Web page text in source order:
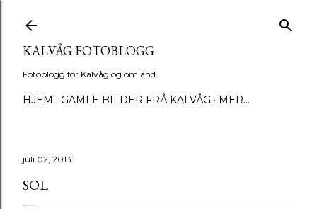
KALVÅG FOTOBLOGG
Fotoblogg for Kalvåg og omland.
HJEM GAMLE BILDER FRÅ KALVÅG MER…
juli 02, 2013
SOL